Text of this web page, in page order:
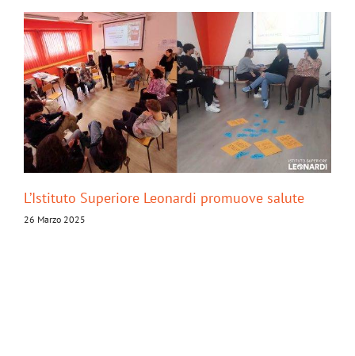
L’Istituto Superiore Leonardi promuove salute
26 Marzo 2025